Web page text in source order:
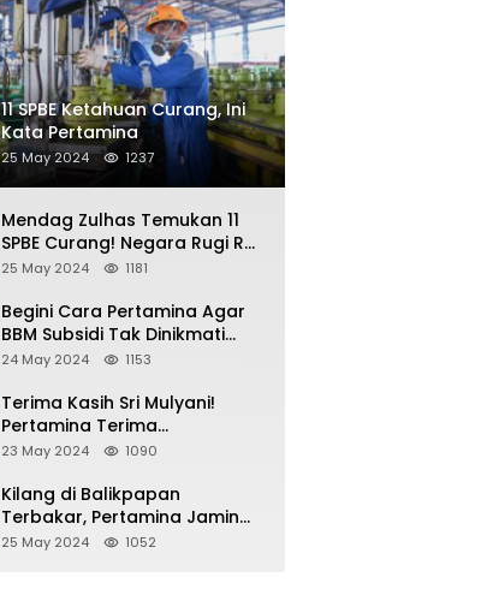
11 SPBE Ketahuan Curang, Ini
Kata Pertamina
25 May 2024 1237
Mendag Zulhas Temukan 11
SPBE Curang! Negara Rugi Rp
18,7 Miliar/ Tahun
25 May 2024 1181
Begini Cara Pertamina Agar
BBM Subsidi Tak Dinikmati
Orang Kaya!
24 May 2024 1153
Terima Kasih Sri Mulyani!
Pertamina Terima
Kompensasi BBM Rp 43,52
23 May 2024 1090
Kilang di Balikpapan
Terbakar, Pertamina Jamin
Pasokan BBM Aman
25 May 2024 1052